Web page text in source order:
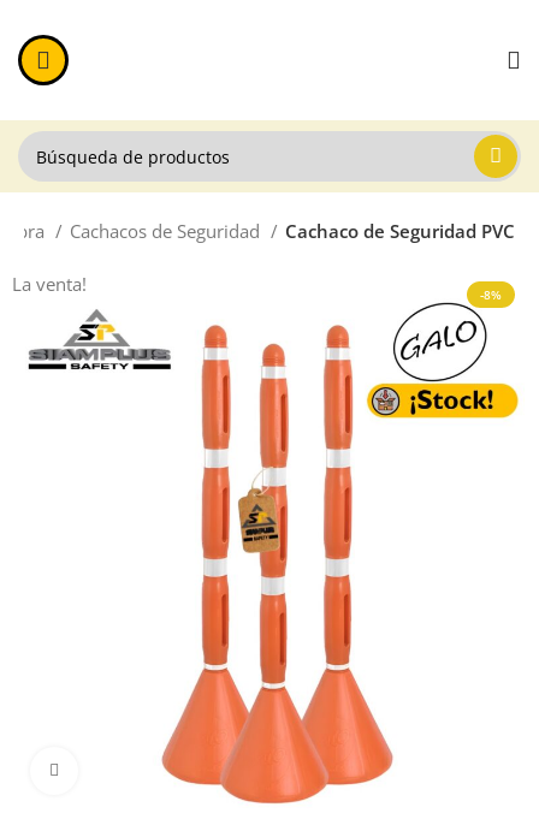
Cachacos de Seguridad Cachaco de Seguridad PVC
-8%
La venta!
Haga Click para agrandar